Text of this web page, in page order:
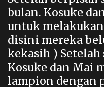
bulan. Kosuke
untuk
disini mereka
kekasih )
Kosuke dan Mai
lampion dengan